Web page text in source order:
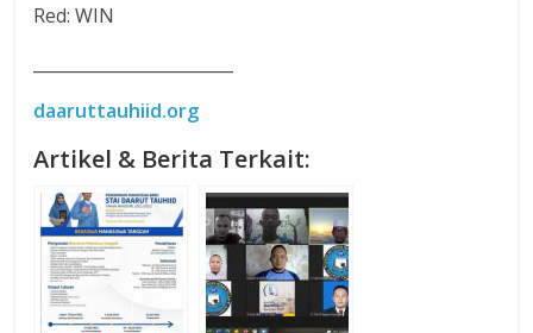
Red: WIN
daaruttauhiid.org
Artikel & Berita Terkait: